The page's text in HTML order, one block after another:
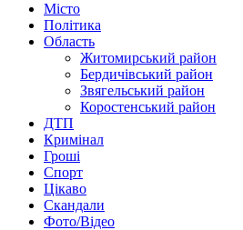
Місто
Політика
Область
Житомирський район
Бердичівський район
Звягельський район
Коростенський район
ДТП
Кримінал
Гроші
Спорт
Цікаво
Скандали
Фото/Відео